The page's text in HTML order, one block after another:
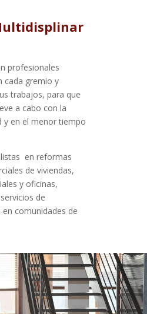
profesionales
cada gremio y
trabajos, para que
a cabo con la
y en el menor tiempo
en reformas
de viviendas,
y oficinas,
de
comunidades de